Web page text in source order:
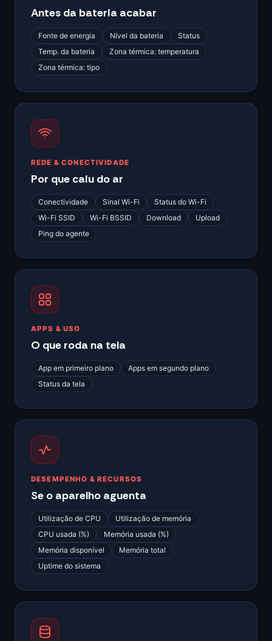
Antes da bateria acabar
Fonte de energia Nível da bateria
Status
Temp. da bateria
Zona térmica: temperatura
Zona térmica: tipo
REDE & CONECTIVIDADE
Por que caiu do ar
Conectividade Sinal Wi-Fi
Status do Wi-Fi
Wi-Fi SSID
Wi-Fi BSSID Download
Upload
Ping do agente
APPS & USO
O que roda na tela
App em primeiro plano
Apps em segundo plano
Status da tela
DESEMPENHO & RECURSOS
Se o aparelho aguenta
Utilização de CPU
Utilização de memória
CPU usada (%)
Memória usada (%)
Memória disponível
Memória total
Uptime do sistema